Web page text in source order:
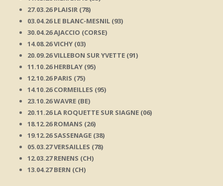
27.03.26 PLAISIR (78)
03.04.26 LE BLANC-MESNIL (93)
30.04.26 AJACCIO (CORSE)
14.08.26 VICHY (03)
20.09.26 VILLEBON SUR YVETTE (91)
11.10.26 HERBLAY (95)
12.10.26 PARIS (75)
14.10.26 CORMEILLES (95)
23.10.26 WAVRE (BE)
20.11.26 LA ROQUETTE SUR SIAGNE (06)
18.12.26 ROMANS (26)
19.12.26 SASSENAGE (38)
05.03.27 VERSAILLES (78)
12.03.27 RENENS (CH)
13.04.27 BERN (CH)